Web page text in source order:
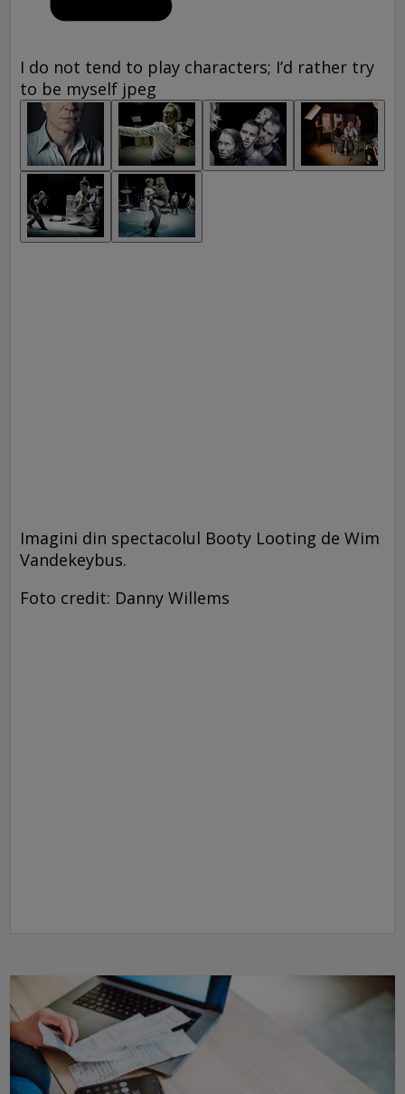
I do not tend to play characters; I’d rather try
to be myself jpeg
Imagini din spectacolul Booty Looting de Wim
Vandekeybus.
Foto credit: Danny Willems